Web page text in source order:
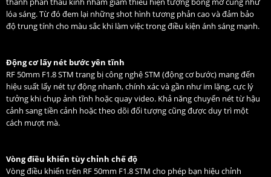
lóa sáng. Từ đó đem lại những shot hình tương phản cao và đảm bảo
độ trung tính cho màu sắc khi làm việc trong điều kiện ánh sáng mạnh.
Động cơ lấy nét bước yên tĩnh
RF 50mm F1.8 STM trang bị công nghệ STM (động cơ bước) mang đến
hiệu suất lấy nét tự động nhanh, chính xác và gần như im lặng, cực lý
tưởng khi chụp ảnh tĩnh hoặc quay video. Khả năng chuyển nét từ hậu
cảnh sang tiền cảnh hoặc theo dõi đối tượng cũng được duy trì một
cách mượt mà.
Vòng điều khiển tùy chỉnh chế độ
Vòng điều khiển trên RF 50mm F1.8 STM cho phép bạn hiệu chỉnh